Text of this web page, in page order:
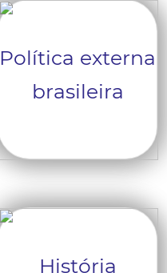
Política externa
brasileira
História